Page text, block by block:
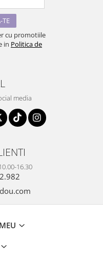
cu promotiile
in Politica de
media
16.30